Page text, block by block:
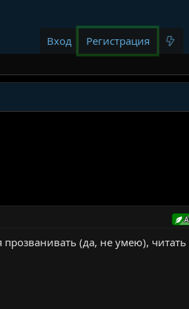
Вход Регистрация
прозванивать (да, не умею),